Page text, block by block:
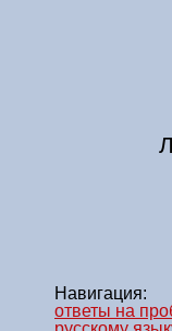
Навигация:
ответы на